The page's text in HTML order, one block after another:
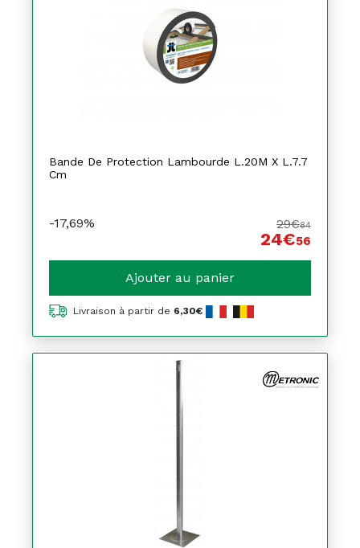
Bande De Protection Lambourde L.20M X L.7.7
Cm
-17,69% 29€84
24€56
Ajouter au panier
Livraison à partir de 6,30€